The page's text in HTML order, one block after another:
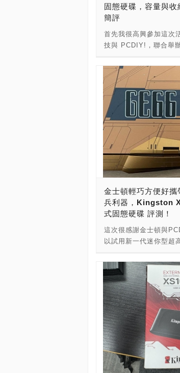
固態硬碟，容量與
簡評
首先我很高興參加這次
技與 PCDIY!，聯合舉
到的產品，除了全新未
接固態硬碟之外，
USB Type-C to Type-
是速度的奧秘 ! 拆開外
態硬碟本體，原廠附贈
to USB Type-C 的傳
下，我第一個想法是
包裝之後，實際摸到產
不像話。為此我特別去
規格表，本體竟然才
用輕薄短小來形容，
過去對於外接儲存裝置
的規格表上描述，產品
13.5mm，用數字可能
拿了一枚日常生活中隨
做對比，可以看得出來
2TB，基本上對於大多
的空間絕對是足夠的。
常在於備份，這麼小的
的空間，我想除了用”海
彙可以來形容了！ ●傳
2 ●速度：高達
1,000MB/s 寫入速度 ●
NAND ●儲存容量：
x 32.58 x 13.5mm ●
質：金屬+塑膠 ●內含
金士頓輕巧方便好
兵利器，Kingston
式固態硬碟 評測！
這次很感謝金士頓與
以試用新一代迷你型超
新，盒子完全沒拆封過
我以為裡面是忘了裝產
產品，是Kingston
碟，版本是2TB版本，
SXS1000/2000G，組
格表，市售有1TB、
話，連續讀取速度：可
續寫入速度：可以上到
原廠盒裝內附的是一條
USB-C 轉 USB-A 連